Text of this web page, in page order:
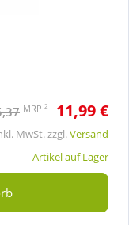
MRP 2 11,99 €
MwSt. zzgl.Versand
Artikel auf Lager